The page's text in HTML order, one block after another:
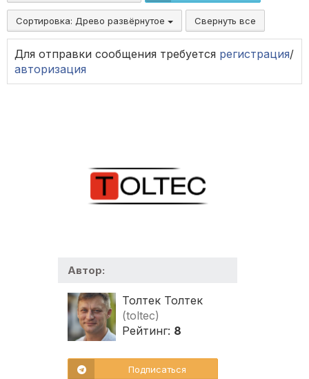
Сортировка: Древо развёрнутое Свернуть все
Для отправки сообщения требуется регистрация/
авторизация
Автор:
Толтек Толтек
(toltec)
Рейтинг: 8
Подписаться